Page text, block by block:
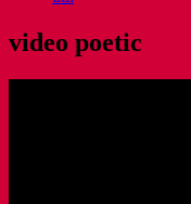
video poetic